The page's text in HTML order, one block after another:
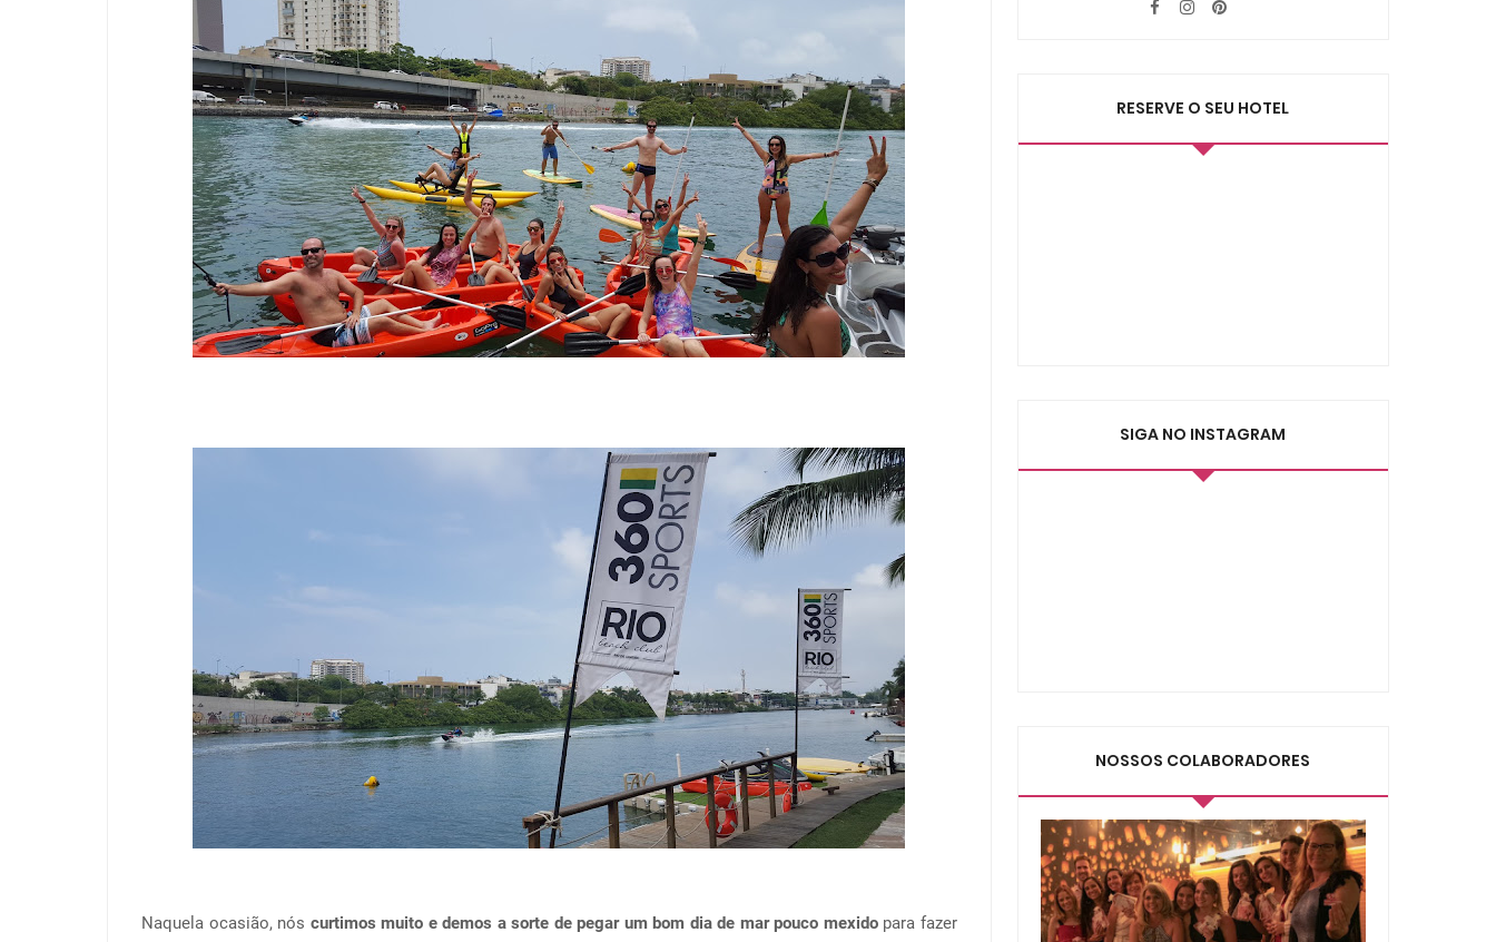
Naquela ocasião, nós curtimos muito e demos a sorte de pegar um bom dia de mar pouco mexidopara fazer
RESERVE O SEU HOTEL
SIGA NO INSTAGRAM
NOSSOS COLABORADORES